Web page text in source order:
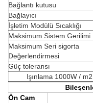
Bağlantı kutusu
Bağlayıcı
İşletim Modülü Sıcaklığı
Maksimum Sistem Gerilimi
Maksimum Seri sigorta
Değerlendirmesi
Güç toleransı
Işınlama 1000W /
Ön Cam